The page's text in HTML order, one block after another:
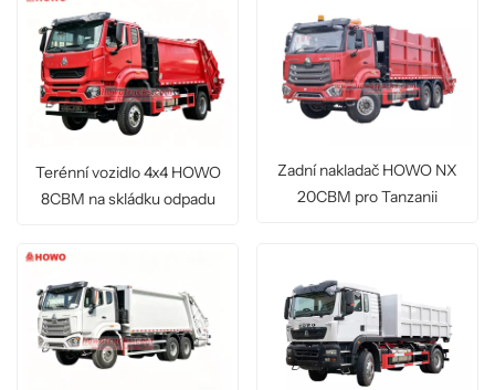
Terénní vozidlo 4x4 HOWO
8CBM na skládku odpadu
Zadní nakladač HOWO NX
20CBM pro Tanzanii